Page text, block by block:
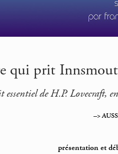
qui prit
essentiel de H.P. Lovecraft,
–>
présentation et